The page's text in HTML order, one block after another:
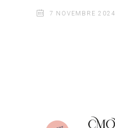
7 NOVEMBRE 2024